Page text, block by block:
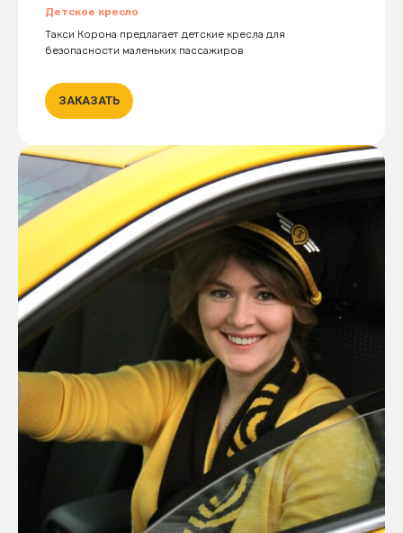
Детское кресло
Такси Корона предлагает детские кресла для
безопасности маленьких пассажиров
ЗАКАЗАТЬ